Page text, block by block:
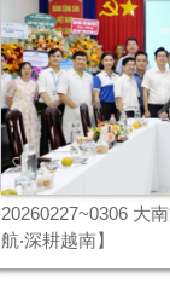
20260227~0306 大
航‧深耕越南】